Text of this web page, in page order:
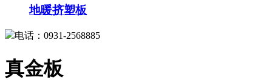
地暖挤塑板
电话：0931-2568885
真金板